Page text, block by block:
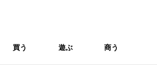
買う 遊ぶ 商う